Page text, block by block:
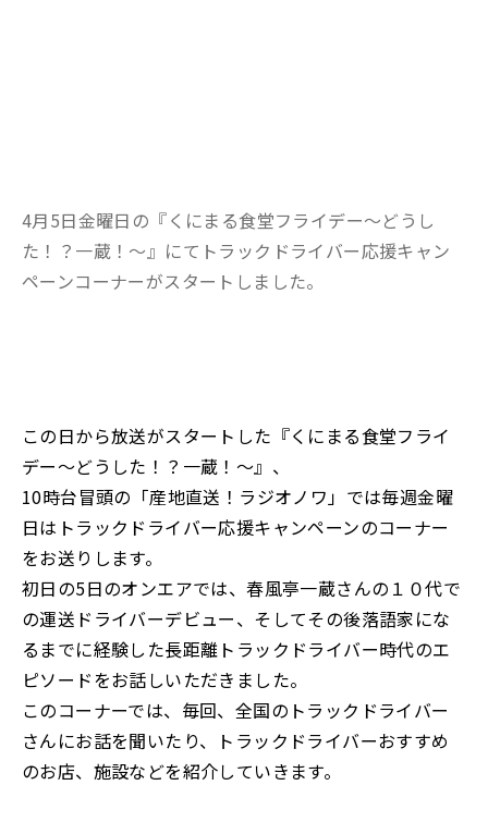
4月5日金曜日の『くにまる食堂フライデー～どうし
た！？一蔵！～』にてトラックドライバー応援キャン
ペーンコーナーがスタートしました。
この日から放送がスタートした『くにまる食堂フライ
デー～どうした！？一蔵！～』、
10時台冒頭の「産地直送！ラジオノワ」では毎週金曜
日はトラックドライバー応援キャンペーンのコーナー
をお送りします。
初日の5日のオンエアでは、春風亭一蔵さんの１０代で
の運送ドライバーデビュー、そしてその後落語家にな
るまでに経験した長距離トラックドライバー時代のエ
ピソードをお話しいただきました。
このコーナーでは、毎回、全国のトラックドライバー
さんにお話を聞いたり、トラックドライバーおすすめ
のお店、施設などを紹介していきます。